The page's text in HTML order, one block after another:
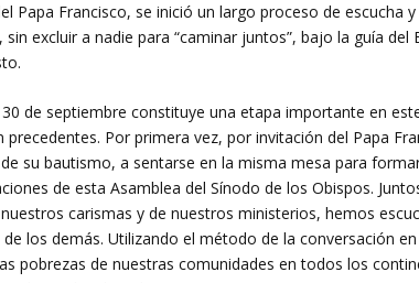
Papa Francisco, se inició un largo proceso de escucha y
excluir a nadie para “caminar juntos”, bajo la guía del
de septiembre constituye una etapa importante en
Por primera vez, por invitación del Papa
su bautismo, a sentarse en la misma mesa para
de esta Asamblea del Sínodo de los Obispos.
carismas y de nuestros ministerios, hemos
los demás. Utilizando el método de la conversación en
pobrezas de nuestras comunidades en todos los